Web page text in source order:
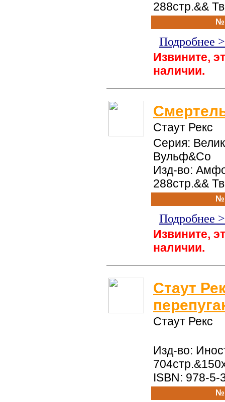
288стр.&&
Подробнее
Извините,
наличии.
Стаут Рекс
Серия:
Вульф&Со
Изд-во:
288стр.&&
Подробнее
Извините,
наличии.
Стаут
Стаут Рекс
Изд-во:
ISBN: 978-5-